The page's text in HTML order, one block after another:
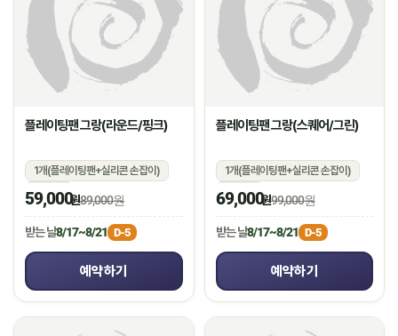
플레이팅팬 그랑(라운드/핑크)
1개(플레이팅팬+실리콘 손잡이)
상온
59,000원89,000원
받는 날8/17~8/21 D-5
예약하기
플레이팅팬 그랑(스퀘어/그린)
1개(플레이팅팬+실리콘 손잡이)
상온
69,000원99,000원
받는 날8/17~8/21 D-5
예약하기